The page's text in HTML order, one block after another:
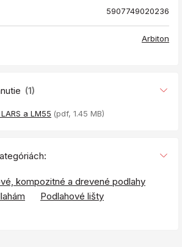
5907749020236
Arbiton
(1)
a LM55 (pdf, 1.45 MB)
kompozitné a drevené podlahy
Podlahové lišty